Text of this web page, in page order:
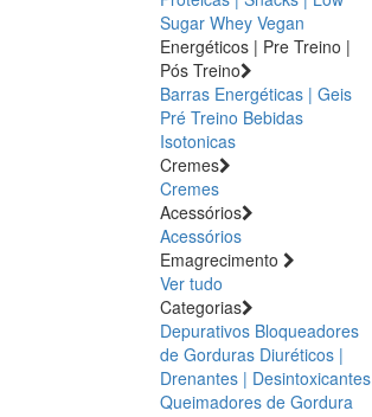
Sugar Whey Vegan
Energéticos | Pre Treino |
Pós Treino
Barras Energéticas | Geis
Pré Treino Bebidas
Isotonicas
Cremes
Cremes
Acessórios
Acessórios
Emagrecimento
Ver tudo
Categorias
Depurativos Bloqueadores
de Gorduras Diuréticos |
Drenantes | Desintoxicantes
Queimadores de Gordura